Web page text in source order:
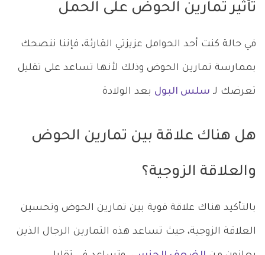
تأثير تمارين الحوض على الحمل
في حالة كنت أحد الحوامل عزيزتي القارئة، فإننا ننصحك
بممارسة تمارين الحوض وذلك لأنها تساعد على تقليل
تعرضك لـ سلس البول بعد الولادة
هل هناك علاقة بين تمارين الحوض
والعلاقة الزوجية؟
بالتأكيد هناك علاقة قوية بين تمارين الحوض وتحسين
العلاقة الزوجية، حيث تساعد هذه التمارين الرجال الذين